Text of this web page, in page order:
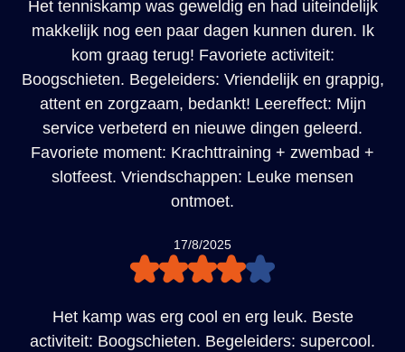
Het tenniskamp was geweldig en had uiteindelijk
makkelijk nog een paar dagen kunnen duren. Ik
kom graag terug! Favoriete activiteit:
Boogschieten. Begeleiders: Vriendelijk en grappig,
attent en zorgzaam, bedankt! Leereffect: Mijn
service verbeterd en nieuwe dingen geleerd.
Favoriete moment: Krachttraining + zwembad +
slotfeest. Vriendschappen: Leuke mensen
ontmoet.
17/8/2025
Het kamp was erg cool en erg leuk. Beste
activiteit: Boogschieten. Begeleiders: supercool.